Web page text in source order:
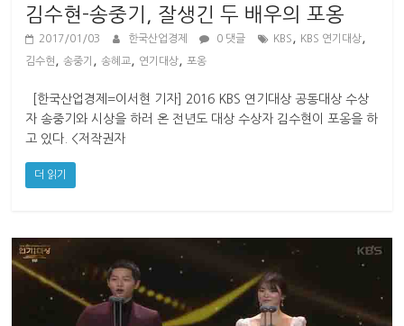
김수현-송중기, 잘생긴 두 배우의 포옹
2017/01/03 한국산업경제 0 댓글 KBS KBS 연기대상
김수현 ,송중기 ,송혜교 연기대상 포옹
[한국산업경제=이서현 기자] 2016 KBS 연기대상 공동대상 수상
자 송중기와 시상을 하러 온 전년도 대상 수상자 김수현이 포옹을 하
고 있다. <저작권자
더 읽기